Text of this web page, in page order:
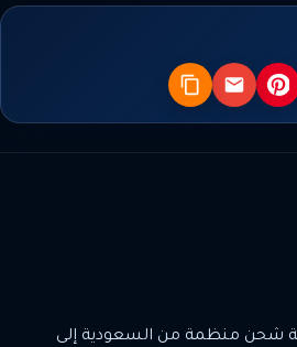
بنترستالبريد نسخ
شحن منظمة من السعودية إلى